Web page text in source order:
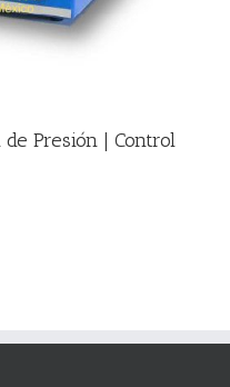
de Presión | Control